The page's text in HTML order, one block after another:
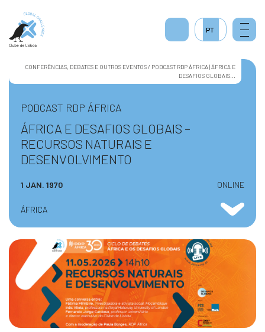
CONFERÊNCIAS, DEBATES E OUTROS EVENTOS / PODCAST RDP ÁFRICA | ÁFRICA E
DESAFIOS GLOBAIS...
PODCAST RDP ÁFRICA
ÁFRICA E DESAFIOS GLOBAIS –
RECURSOS NATURAIS E
DESENVOLVIMENTO
1 JAN. 1970 ONLINE
ÁFRICA
PT